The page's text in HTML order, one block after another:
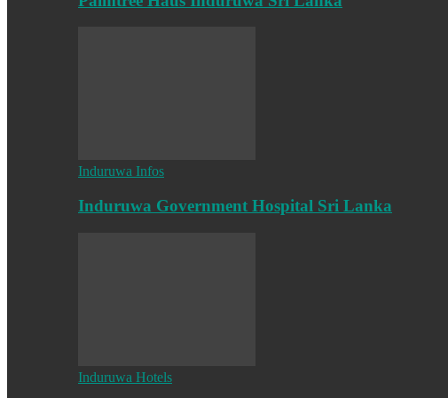
Induruwa Infos
Induruwa Government Hospital Sri Lanka
Induruwa Hotels